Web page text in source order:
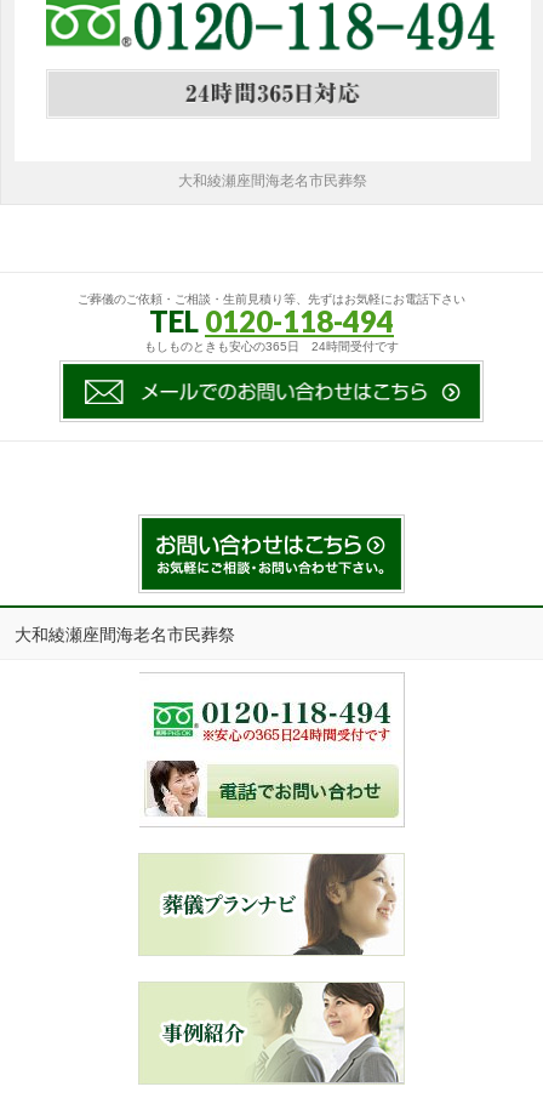
大和綾瀬座間海老名市民葬祭
ご葬儀のご依頼・ご相談・生前見積り等、先ずはお気軽にお電話下さい
TEL 0120-118-494
もしものときも安心の365日 24時間受付です
大和綾瀬座間海老名市民葬祭